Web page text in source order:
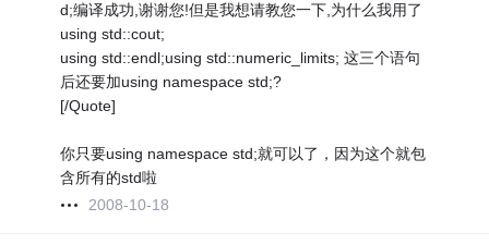
d;编译成功,谢谢您!但是我想请教您一下,为什么我用了
using std::cout;
using std::endl;using std::numeric_limits; 这三个语句
后还要加using namespace std;?
[/Quote]
你只要using namespace std;就可以了，因为这个就包
含所有的std啦
2008-10-18